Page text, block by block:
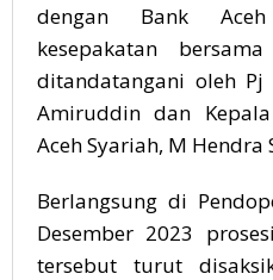
dengan Bank
kesepakatan
ditandatangani oleh Pj
Amiruddin dan
Aceh Syariah, M Hendra
Berlangsung di
Desember 2023
tersebut turut